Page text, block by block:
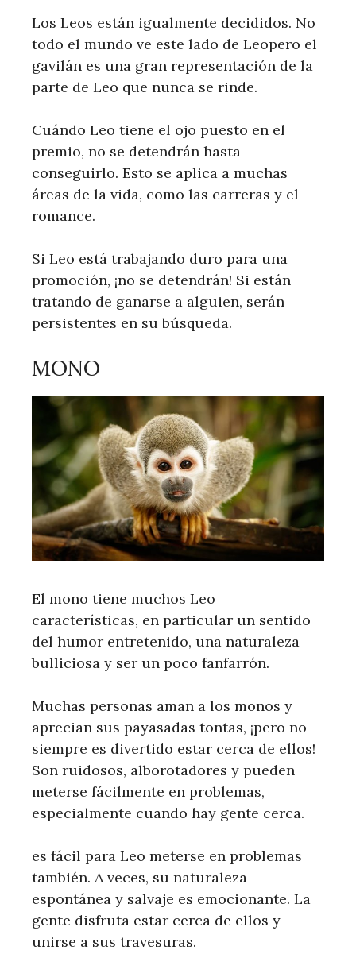
Los Leos están igualmente decididos. No
todo el mundo ve este lado de Leopero el
gavilán es una gran representación de la
parte de Leo que nunca se rinde.
Cuándo Leo tiene el ojo puesto en el
premio, no se detendrán hasta
conseguirlo. Esto se aplica a muchas
áreas de la vida, como las carreras y el
romance.
Si Leo está trabajando duro para una
promoción, ¡no se detendrán! Si están
tratando de ganarse a alguien, serán
persistentes en su búsqueda.
MONO
El mono tiene muchos Leo
características, en particular un sentido
del humor entretenido, una naturaleza
bulliciosa y ser un poco fanfarrón.
Muchas personas aman a los monos y
aprecian sus payasadas tontas, ¡pero no
siempre es divertido estar cerca de ellos!
Son ruidosos, alborotadores y pueden
meterse fácilmente en problemas,
especialmente cuando hay gente cerca.
es fácil para Leo meterse en problemas
también. A veces, su naturaleza
espontánea y salvaje es emocionante. La
gente disfruta estar cerca de ellos y
unirse a sus travesuras.